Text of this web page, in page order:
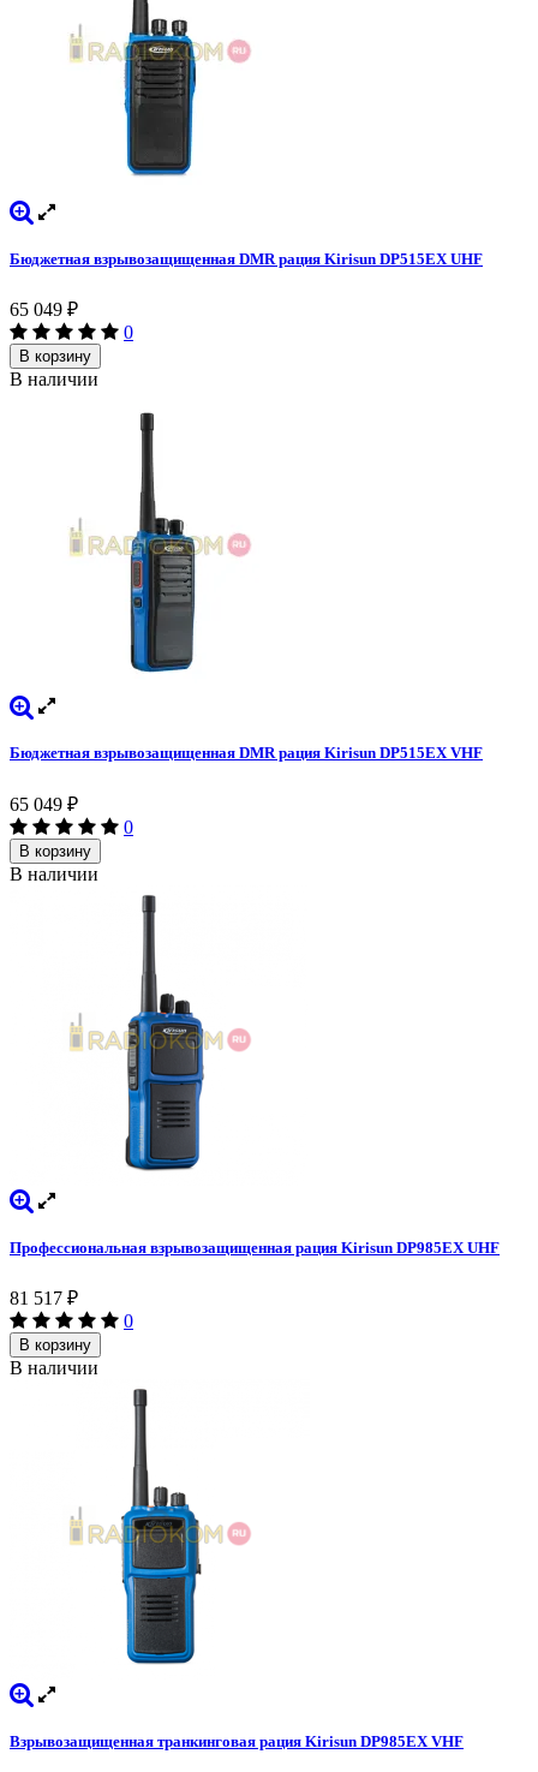
Бюджетная взрывозащищенная DMR рация Kirisun DP515EX UHF
65 049 ₽
0
В корзину
В наличии
Бюджетная взрывозащищенная DMR рация Kirisun DP515EX VHF
65 049 ₽
0
В корзину
В наличии
Профессиональная взрывозащищенная рация Kirisun DP985EX UHF
81 517 ₽
0
В корзину
В наличии
Взрывозащищенная транкинговая рация Kirisun DP985EX VHF